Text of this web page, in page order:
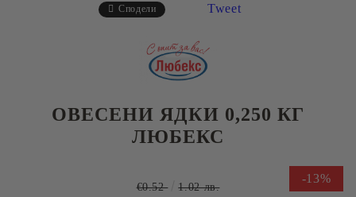
Сподели Tweet
ОВЕСЕНИ ЯДКИ 0,250 КГ
ЛЮБЕКС
-13%
€0.52 1.02 лв.